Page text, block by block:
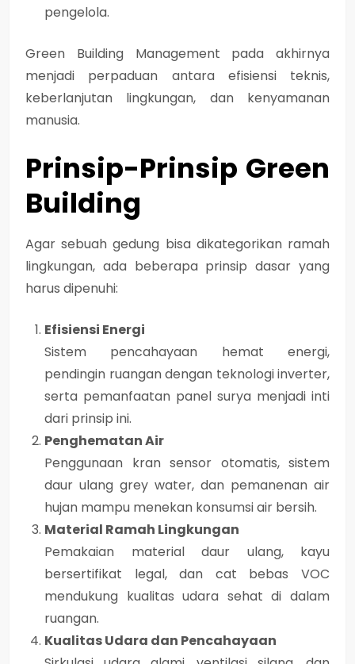
pengelola.
Green Building Management pada akhirnya
menjadi perpaduan antara efisiensi teknis,
keberlanjutan lingkungan, dan kenyamanan
manusia.
Prinsip-Prinsip Green
Building
Agar sebuah gedung bisa dikategorikan ramah
lingkungan, ada beberapa prinsip dasar yang
harus dipenuhi:
Efisiensi Energi
Sistem pencahayaan hemat energi,
pendingin ruangan dengan teknologi inverter,
serta pemanfaatan panel surya menjadi inti
dari prinsip ini.
Penghematan Air
Penggunaan kran sensor otomatis, sistem
daur ulang grey water, dan pemanenan air
hujan mampu menekan konsumsi air bersih.
Material Ramah Lingkungan
Pemakaian material daur ulang, kayu
bersertifikat legal, dan cat bebas VOC
mendukung kualitas udara sehat di dalam
ruangan.
Kualitas Udara dan Pencahayaan